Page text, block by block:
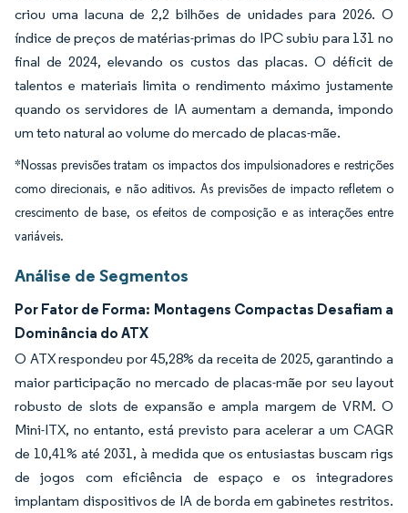
criou uma lacuna de 2,2 bilhões de unidades para 2026. O
índice de preços de matérias-primas do IPC subiu para 131 no
final de 2024, elevando os custos das placas. O déficit de
talentos e materiais limita o rendimento máximo justamente
quando os servidores de IA aumentam a demanda, impondo
um teto natural ao volume do mercado de placas-mãe.
*Nossas previsões tratam os impactos dos impulsionadores e restrições
como direcionais, e não aditivos. As previsões de impacto refletem o
crescimento de base, os efeitos de composição e as interações entre
variáveis.
Análise de Segmentos
Por Fator de Forma: Montagens Compactas Desafiam a
Dominância do ATX
O ATX respondeu por 45,28% da receita de 2025, garantindo a
maior participação no mercado de placas-mãe por seu layout
robusto de slots de expansão e ampla margem de VRM. O
Mini-ITX, no entanto, está previsto para acelerar a um CAGR
de 10,41% até 2031, à medida que os entusiastas buscam rigs
de jogos com eficiência de espaço e os integradores
implantam dispositivos de IA de borda em gabinetes restritos.